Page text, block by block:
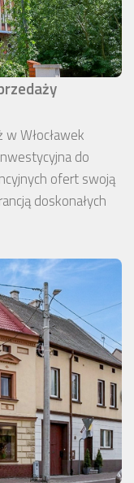
Włocławek
do
ofert swoją
doskonałych